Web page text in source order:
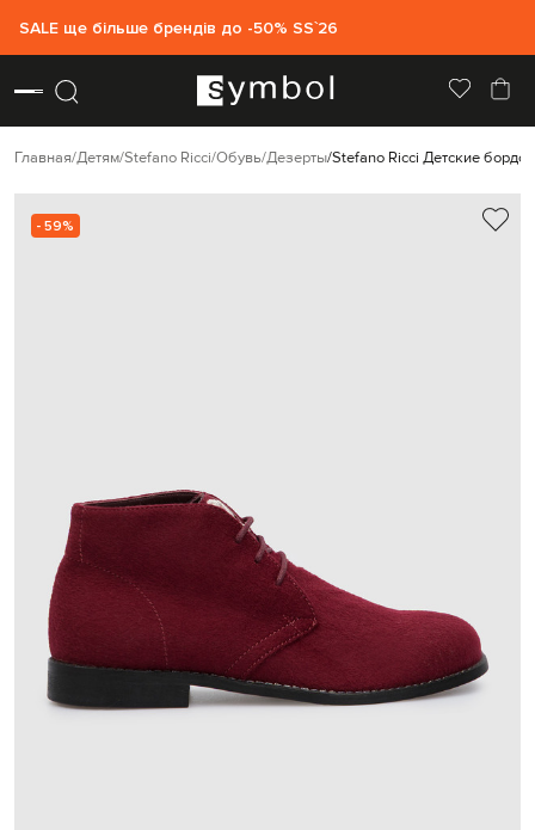
SALE ще більше брендів до -50% SS`26
Главная Детям Stefano Ricci Обувь Дезерты Stefano Ricci Детские
- 59%